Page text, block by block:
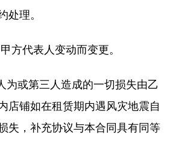
处理。
方代表人变动而变更。
为或第三人造成的一切损失由乙
店铺如在租赁期内遇风灾地震自
失，补充协议与本合同具有同等